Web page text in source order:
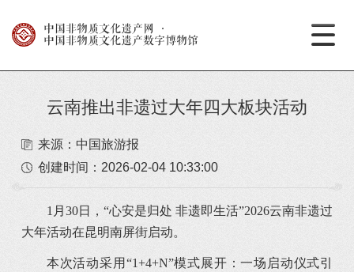
中国非物质文化遗产网
·
中国非物质文化遗产数字博物馆
云南推出非遗过大年四大板块活动
来源：中国旅游报
创建时间： 2026-02-04 10:33:00
1月30日，“心安是归处 非遗即生活”2026云南非遗过
大年活动在昆明南屏街启动。
本次活动采用“1+4+N”模式展开：一场启动仪式引